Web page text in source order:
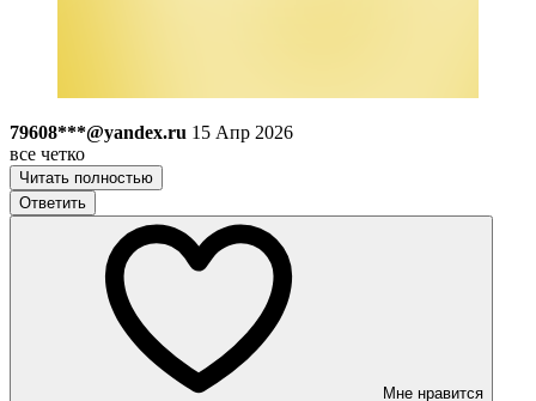
79608***@yandex.ru 15 Апр 2026
все четко
Читать полностью
Ответить
Мне нравится